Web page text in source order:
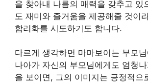
을 찾아내 나름의 매력을 갖추고 있
도 재미와 즐거움을 제공해줄 것이
합리화를 시도하기도 합니다.
다르게 생각하면 마마보이는 부모
나아가 자신의 부모님에게도 엄청
을 보이면, 그의 이미지는 긍정적으